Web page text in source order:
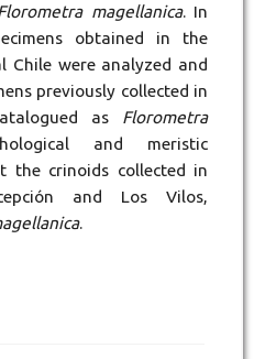
magellanica. In
obtained in the
Chile were analyzed and
previously collected in
as Florometra
and meristic
the crinoids collected in
and Los Vilos,
.